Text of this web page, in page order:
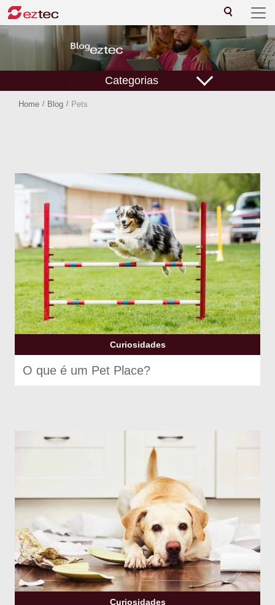
Categorias
Home / Blog / Pets
Curiosidades
O que é um Pet Place?
Curiosidades